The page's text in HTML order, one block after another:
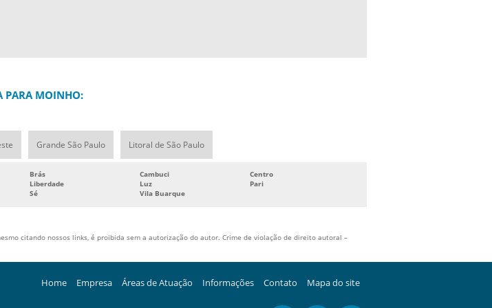
PARA MOINHO:
Grande São Paulo Litoral de São Paulo
Brás Cambuci
Centro
Liberdade Luz
Pari
Sé Vila Buarque
citando nossos links, é proibida sem a autorização do autor. Crime de violação de direito autoral –
Home Empresa Áreas de Atuação Informações Contato Mapa do site